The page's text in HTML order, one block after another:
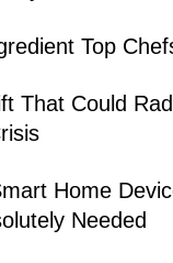
Top
That Could
Home
Needed